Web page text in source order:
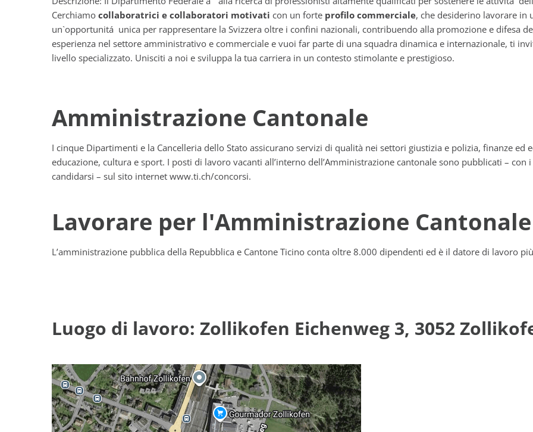
Cerchiamo collaboratrici e collaboratori motivati con un forte profilo commerciale, che desiderino lavorare in
un`opportunitá unica per rappresentare la Svizzera oltre i confini nazionali, contribuendo alla promozione e difesa
esperienza nel settore amministrativo e commerciale e vuoi far parte di una squadra dinamica e internazionale, ti
livello specializzato. Unisciti a noi e sviluppa la tua carriera in un contesto stimolante e prestigioso.
Amministrazione Cantonale
I cinque Dipartimenti e la Cancelleria dello Stato assicurano servizi di qualità nei settori giustizia e polizia, finanze ed
educazione, cultura e sport. I posti di lavoro vacanti all’interno dell’Amministrazione cantonale sono pubblicati –
candidarsi – sul sito internet www.ti.ch/concorsi.
Lavorare per l'Amministrazione Cantonale
L’amministrazione pubblica della Repubblica e Cantone Ticino conta oltre 8.000 dipendenti ed è il datore di lavoro
Luogo di lavoro: Zollikofen Eichenweg 3, 3052